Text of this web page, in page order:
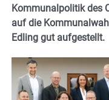
Kommunalpolitik des
auf die
Edling gut aufgestellt.